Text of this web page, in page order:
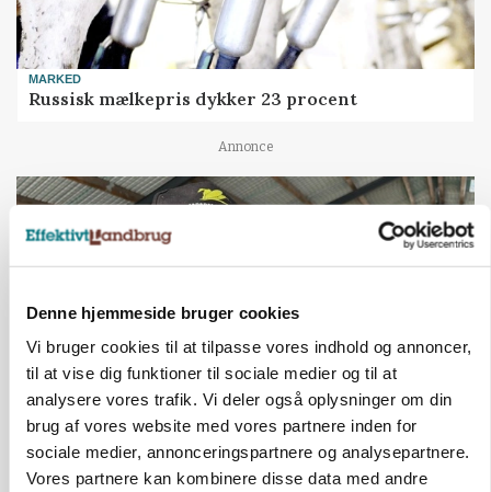
Denne hjemmeside bruger cookies
Vi bruger cookies til at tilpasse vores indhold og annoncer,
til at vise dig funktioner til sociale medier og til at
analysere vores trafik. Vi deler også oplysninger om din
brug af vores website med vores partnere inden for
sociale medier, annonceringspartnere og analysepartnere.
Vores partnere kan kombinere disse data med andre
MARKED
Russisk mælkepris dykker 23 procent
Annonce
»Nu stopper I«: Landbrugsdebattør og
protestgruppe vil demonstrere mod ny